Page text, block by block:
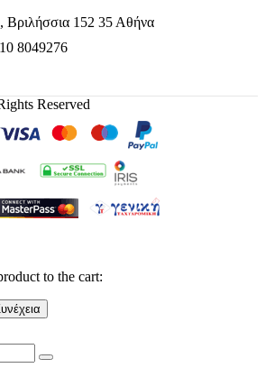
152 35 Αθήνα
8049276
Reserved
to the cart: